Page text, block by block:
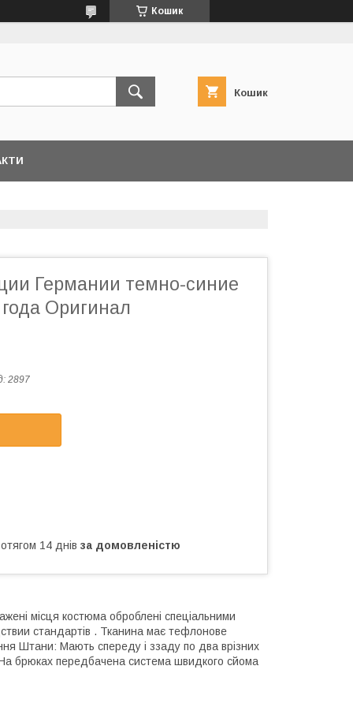
Кошик
Кошик
Германии темно-синие
Оригинал
2897
14 днів за домовленістю
місця костюма оброблені спеціальними
стандартів . Тканина має тефлонове
Штани: Мають спереду і ззаду по два врізних
На брюках передбачена система швидкого сйома